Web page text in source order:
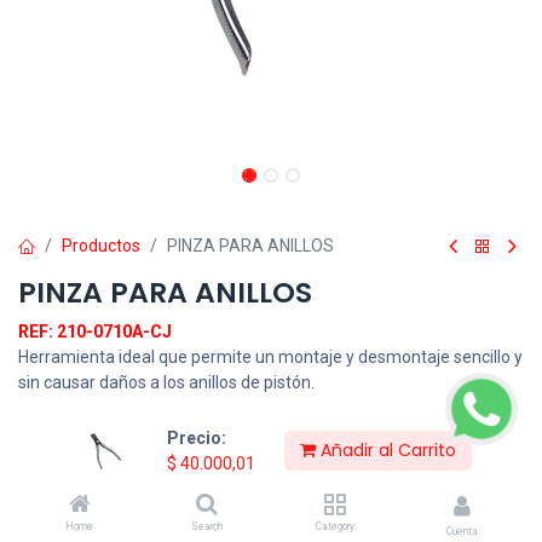
Precio:
$ 40.000,01
Añadir al Carrito
Home Search Category Cuenta
Productos PINZA PARA ANILLOS
PINZA PARA ANILLOS
REF: 210-0710A-CJ
Herramienta ideal que permite un montaje y desmontaje sencillo y
sin causar daños a los anillos de pistón.
to see price